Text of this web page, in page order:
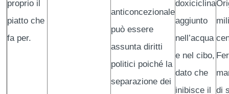
proprio il
piatto che
fa per.
anticoncezionale
può essere
assunta diritti
politici poiché la
separazione dei
doxiciclina
aggiunto
nell’acqua
e nel cibo,
dato che
inibisce il
di